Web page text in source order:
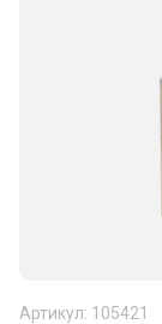
Артикул: 105421